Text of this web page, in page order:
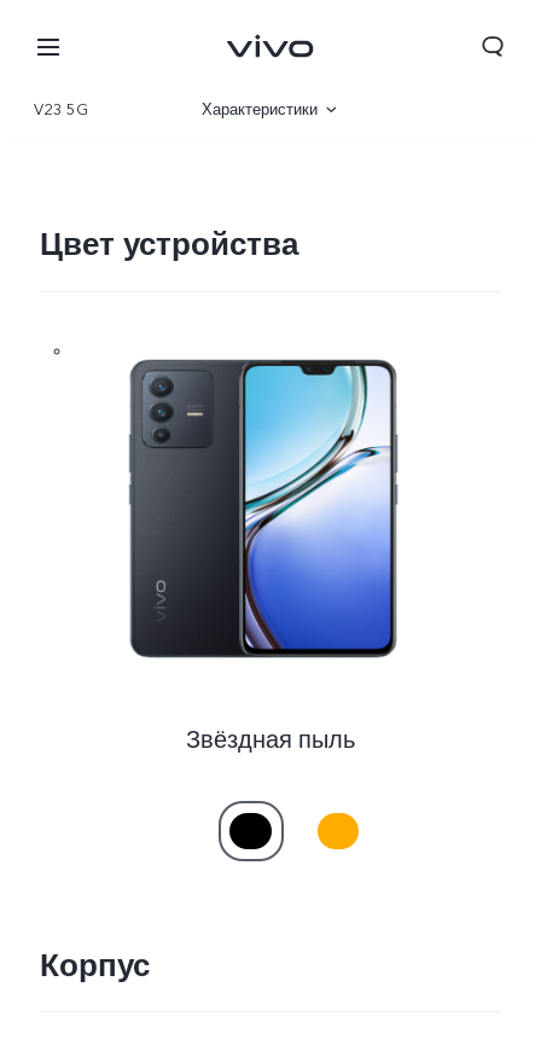
V23 5G Характеристики
Цвет устройства
Звёздная пыль
Корпус